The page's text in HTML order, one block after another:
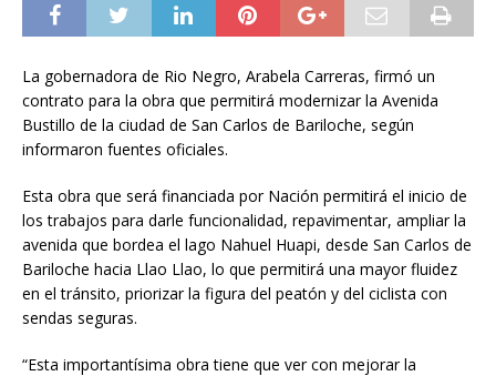
La gobernadora de Rio Negro, Arabela Carreras, firmó un
contrato para la obra que permitirá modernizar la Avenida
Bustillo de la ciudad de San Carlos de Bariloche, según
informaron fuentes oficiales.
Esta obra que será financiada por Nación permitirá el inicio de
los trabajos para darle funcionalidad, repavimentar, ampliar la
avenida que bordea el lago Nahuel Huapi, desde San Carlos de
Bariloche hacia Llao Llao, lo que permitirá una mayor fluidez
en el tránsito, priorizar la figura del peatón y del ciclista con
sendas seguras.
“Esta importantísima obra tiene que ver con mejorar la